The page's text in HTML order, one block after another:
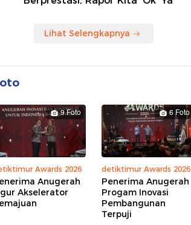
Lihat Selengkapnya
9 Foto
Awards 2026
Anugerah
Akselerator
6 Foto
detiktimur Awards 2026
Penerima Anugerah
Progam Inovasi
Pembangunan
Terpuji